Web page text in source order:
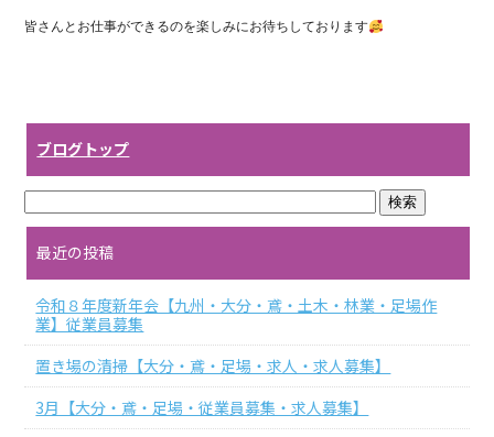
皆さんとお仕事ができるのを楽しみにお待ちしております
ブログトップ
最近の投稿
令和８年度新年会【九州・大分・鳶・土木・林業・足場作
業】従業員募集
置き場の清掃【大分・鳶・足場・求人・求人募集】
3月【大分・鳶・足場・従業員募集・求人募集】